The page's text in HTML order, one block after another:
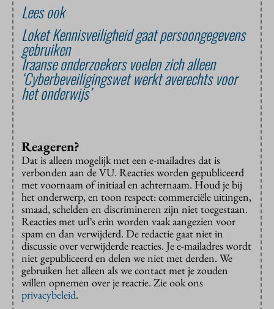
Lees ook
Loket Kennisveiligheid gaat persoongegevens
gebruiken
Iraanse onderzoekers voelen zich alleen
‘Cyberbeveiligingswet werkt averechts voor
het onderwijs’
Reageren?
Dat is alleen mogelijk met een e-mailadres dat is
verbonden aan de VU. Reacties worden gepubliceerd
met voornaam of initiaal en achternaam. Houd je bij
het onderwerp, en toon respect: commerciële uitingen,
smaad, schelden en discrimineren zijn niet toegestaan.
Reacties met url’s erin worden vaak aangezien voor
spam en dan verwijderd. De redactie gaat niet in
discussie over verwijderde reacties. Je e-mailadres wordt
niet gepubliceerd en delen we niet met derden. We
gebruiken het alleen als we contact met je zouden
willen opnemen over je reactie. Zie ook ons
privacybeleid.